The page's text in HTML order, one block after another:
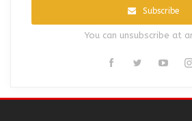
Subscribe
You can unsubscribe at